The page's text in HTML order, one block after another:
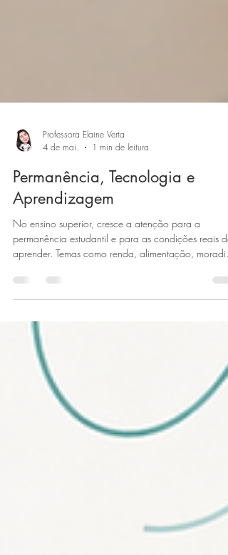
4 de mai.
1 min de leitura
Permanência, Tecnologia e
Aprendizagem
No ensino superior, cresce a atenção para a
aprender. Temas como renda, alimentação, moradia,
trabalho e acesso à tecnologia estão cada vez mais
diretamente o desempenho acadêmico e a
continuidade dos estudos.